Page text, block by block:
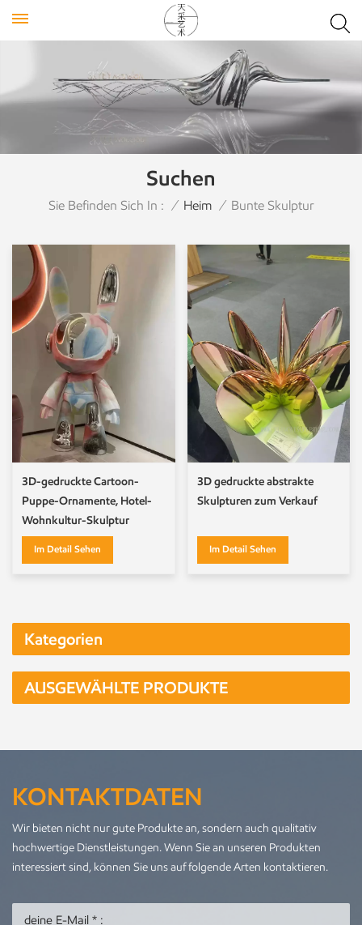
Suchen
Sie Befinden Sich In : / Heim / Bunte Skulptur
3D-gedruckte Cartoon-
Puppe-Ornamente, Hotel-
Wohnkultur-Skulptur
Im Detail Sehen
3D gedruckte abstrakte
Skulpturen zum Verkauf
Im Detail Sehen
Kategorien
AUSGEWÄHLTE PRODUKTE
KONTAKTDATEN
Wir bieten nicht nur gute Produkte an, sondern auch qualitativ
hochwertige Dienstleistungen. Wenn Sie an unseren Produkten
interessiert sind, können Sie uns auf folgende Arten kontaktieren.